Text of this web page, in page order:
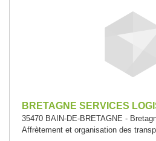
BRETAGNE SERVICES
35470 BAIN-DE-BRETAGNE -
Affrètement et organisation des